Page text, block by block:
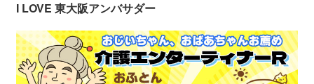
I LOVE 東大阪アンバサダー